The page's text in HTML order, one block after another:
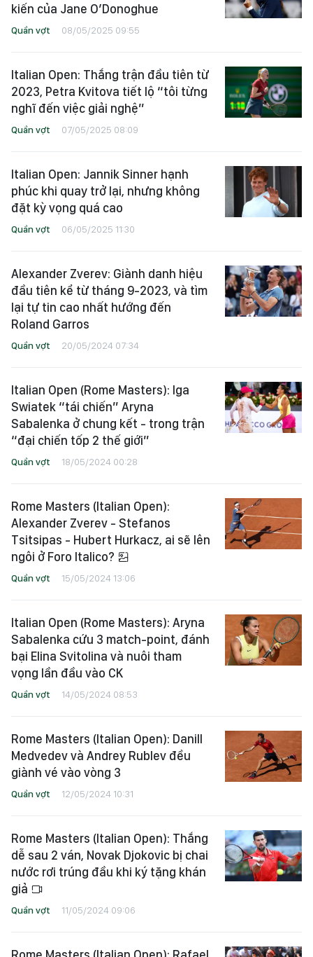
kiến của Jane O’Donoghue
Quần vợt 08/05/2025 09:55
Italian Open: Thắng trận đầu tiên từ
2023, Petra Kvitova tiết lộ “tôi từng
nghĩ đến việc giải nghệ”
Quần vợt 07/05/2025 08:09
Italian Open: Jannik Sinner hạnh
phúc khi quay trở lại, nhưng không
đặt kỳ vọng quá cao
Quần vợt 06/05/2025 11:30
Alexander Zverev: Giành danh hiệu
đầu tiên kể từ tháng 9-2023, và tìm
lại tự tin cao nhất hướng đến
Roland Garros
Quần vợt 20/05/2024 07:34
Italian Open (Rome Masters): Iga
Swiatek “tái chiến” Aryna
Sabalenka ở chung kết - trong trận
“đại chiến tốp 2 thế giới”
Quần vợt 18/05/2024 00:28
Rome Masters (Italian Open):
Alexander Zverev - Stefanos
Tsitsipas - Hubert Hurkacz, ai sẽ lên
ngôi ở Foro Italico?
Quần vợt 15/05/2024 13:06
Italian Open (Rome Masters): Aryna
Sabalenka cứu 3 match-point, đánh
bại Elina Svitolina và nuôi tham
vọng lần đầu vào CK
Quần vợt 14/05/2024 08:53
Rome Masters (Italian Open): Danill
Medvedev và Andrey Rublev đều
giành vé vào vòng 3
Quần vợt 12/05/2024 10:31
Rome Masters (Italian Open): Thắng
dễ sau 2 ván, Novak Djokovic bị chai
nước rơi trúng đầu khi ký tặng khán
giả
Quần vợt 11/05/2024 09:06